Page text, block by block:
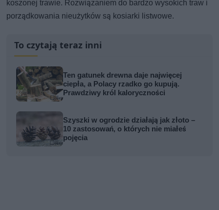
koszonej trawie. Rozwiązaniem do bardzo wysokich traw i
porządkowania nieużytków są kosiarki listwowe.
To czytają teraz inni
Ten gatunek drewna daje najwięcej
ciepła, a Polacy rzadko go kupują.
Prawdziwy król kaloryczności
Szyszki w ogrodzie działają jak złoto –
10 zastosowań, o których nie miałeś
pojęcia